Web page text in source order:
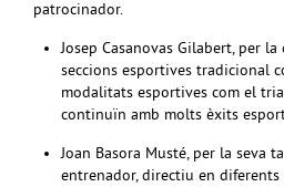
patrocinador.
Josep Casanovas Gilabert, per
seccions esportives tradicional
modalitats esportives com el
continuïn amb molts èxits
Joan Basora Musté, per la seva
entrenador, directiu en